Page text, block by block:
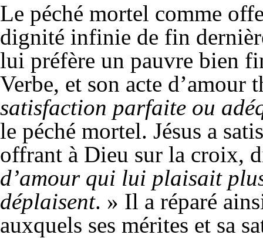
Le péché mortel comme
dignité infinie de fin
lui préfère un pauvre bien
Verbe, et son acte d’amour
satisfaction parfaite ou
le péché mortel. Jésus a
offrant à Dieu sur la croix,
d’amour qui lui plaisait
déplaisent. » Il a réparé
auxquels ses mérites et sa